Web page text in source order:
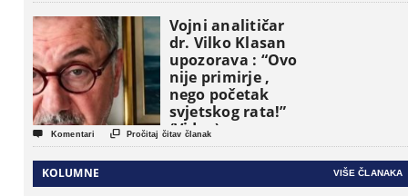
Vojni analitičar
dr. Vilko Klasan
upozorava : “Ovo
nije primirje ,
nego početak
svjetskog rata!”
(Video)
 Komentari  Pročitaj čitav članak
KOLUMNE VIŠE ČLANAKA